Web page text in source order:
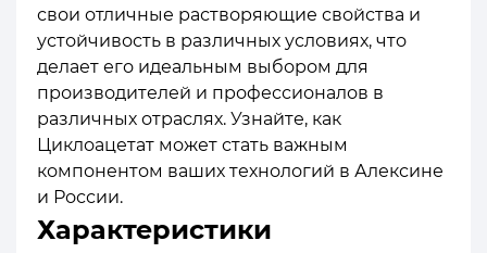
свои отличные растворяющие свойства и
устойчивость в различных условиях, что
делает его идеальным выбором для
производителей и профессионалов в
различных отраслях. Узнайте, как
Циклоацетат может стать важным
компонентом ваших технологий в Алексине
и России.
Характеристики